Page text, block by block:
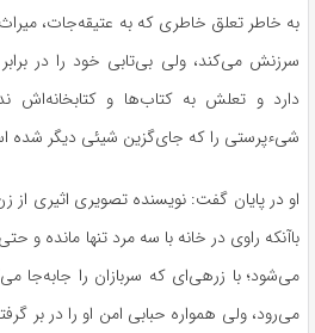
به خاطر تعلق خاطری که به عتیقه‌جات، میراث
سرزنش می‌کند، ولی بی‌تابی خود را در
دارد و تعلش به کتاب‌ها و کتابخانه‌اش
شیء‌پرستی را که جای‌گزین شیئی دیگر شده
او در پایان گفت: نویسنده تصویری اثیری
باآنکه راوی در خانه با سه مرد تنها مانده و
می‌شود؛ با زرهی‌ای که سربازان را جابه‌جا
می‌رود، ولی همواره حبابی امن او را در بر